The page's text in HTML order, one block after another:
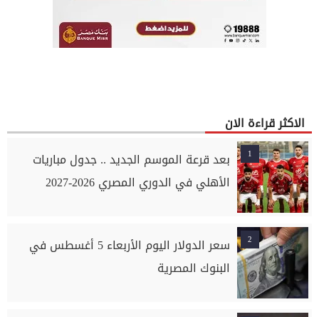
الاكثر قراءة الان
1
بعد قرعة الموسم الجديد .. جدول مباريات
الأهلي في الدوري المصري 2026-2027
2
سعر الدولار اليوم الأربعاء 5 أغسطس في
البنوك المصرية